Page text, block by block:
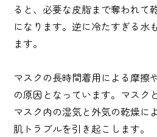
ると、必要な皮脂まで奪われて
になります。逆に冷たすぎる水
ます。
マスクの長時間着用による摩擦
の原因となっています。マスク
マスク内の湿気と外気の乾燥に
肌トラブルを引き起こします。